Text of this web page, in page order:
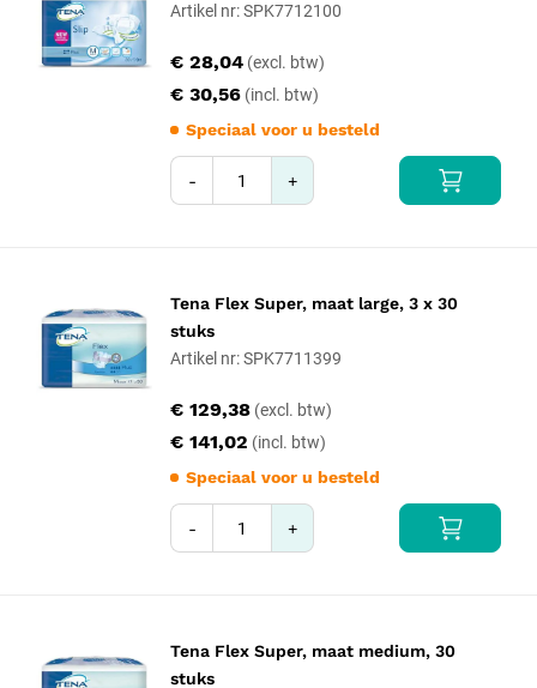
Artikel nr: SPK7712100
€ 30,56
€ 28,04
Speciaal voor u besteld
- +
Tena Flex Super, maat large, 3 x 30
stuks
Artikel nr: SPK7711399
€ 141,02
€ 129,38
Speciaal voor u besteld
- +
Tena Flex Super, maat medium, 30
stuks